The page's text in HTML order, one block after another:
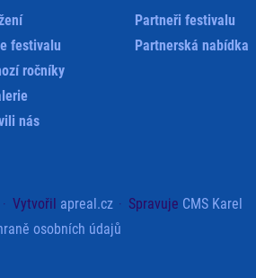
festivalu
ročníky
nás
Partneři festivalu
Partnerská nabídka
Vytvořil apreal.cz Spravuje CMS Karel
osobních údajů